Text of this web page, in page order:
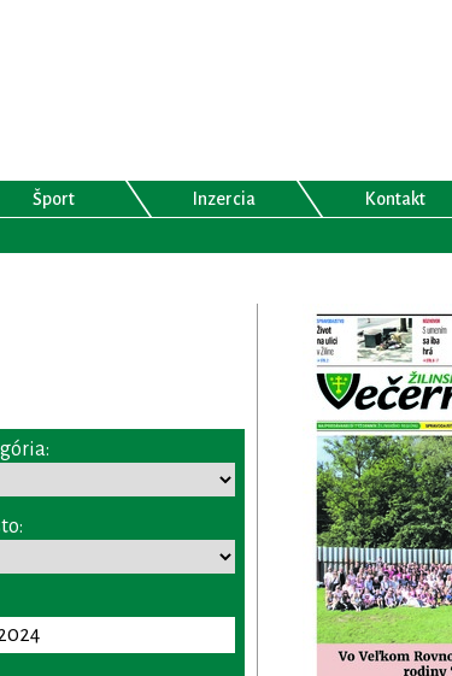
Šport Inzercia Kontakt